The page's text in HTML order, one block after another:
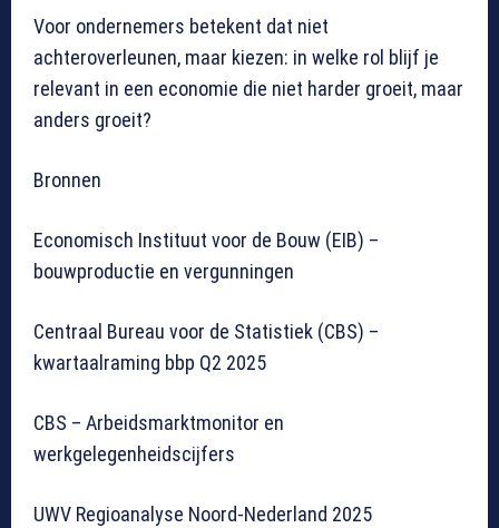
Voor ondernemers betekent dat niet
achteroverleunen, maar kiezen: in welke rol blijf je
relevant in een economie die niet harder groeit, maar
anders groeit?
Bronnen
Economisch Instituut voor de Bouw (EIB) –
bouwproductie en vergunningen
Centraal Bureau voor de Statistiek (CBS) –
kwartaalraming bbp Q2 2025
CBS – Arbeidsmarktmonitor en
werkgelegenheidscijfers
UWV Regioanalyse Noord-Nederland 2025